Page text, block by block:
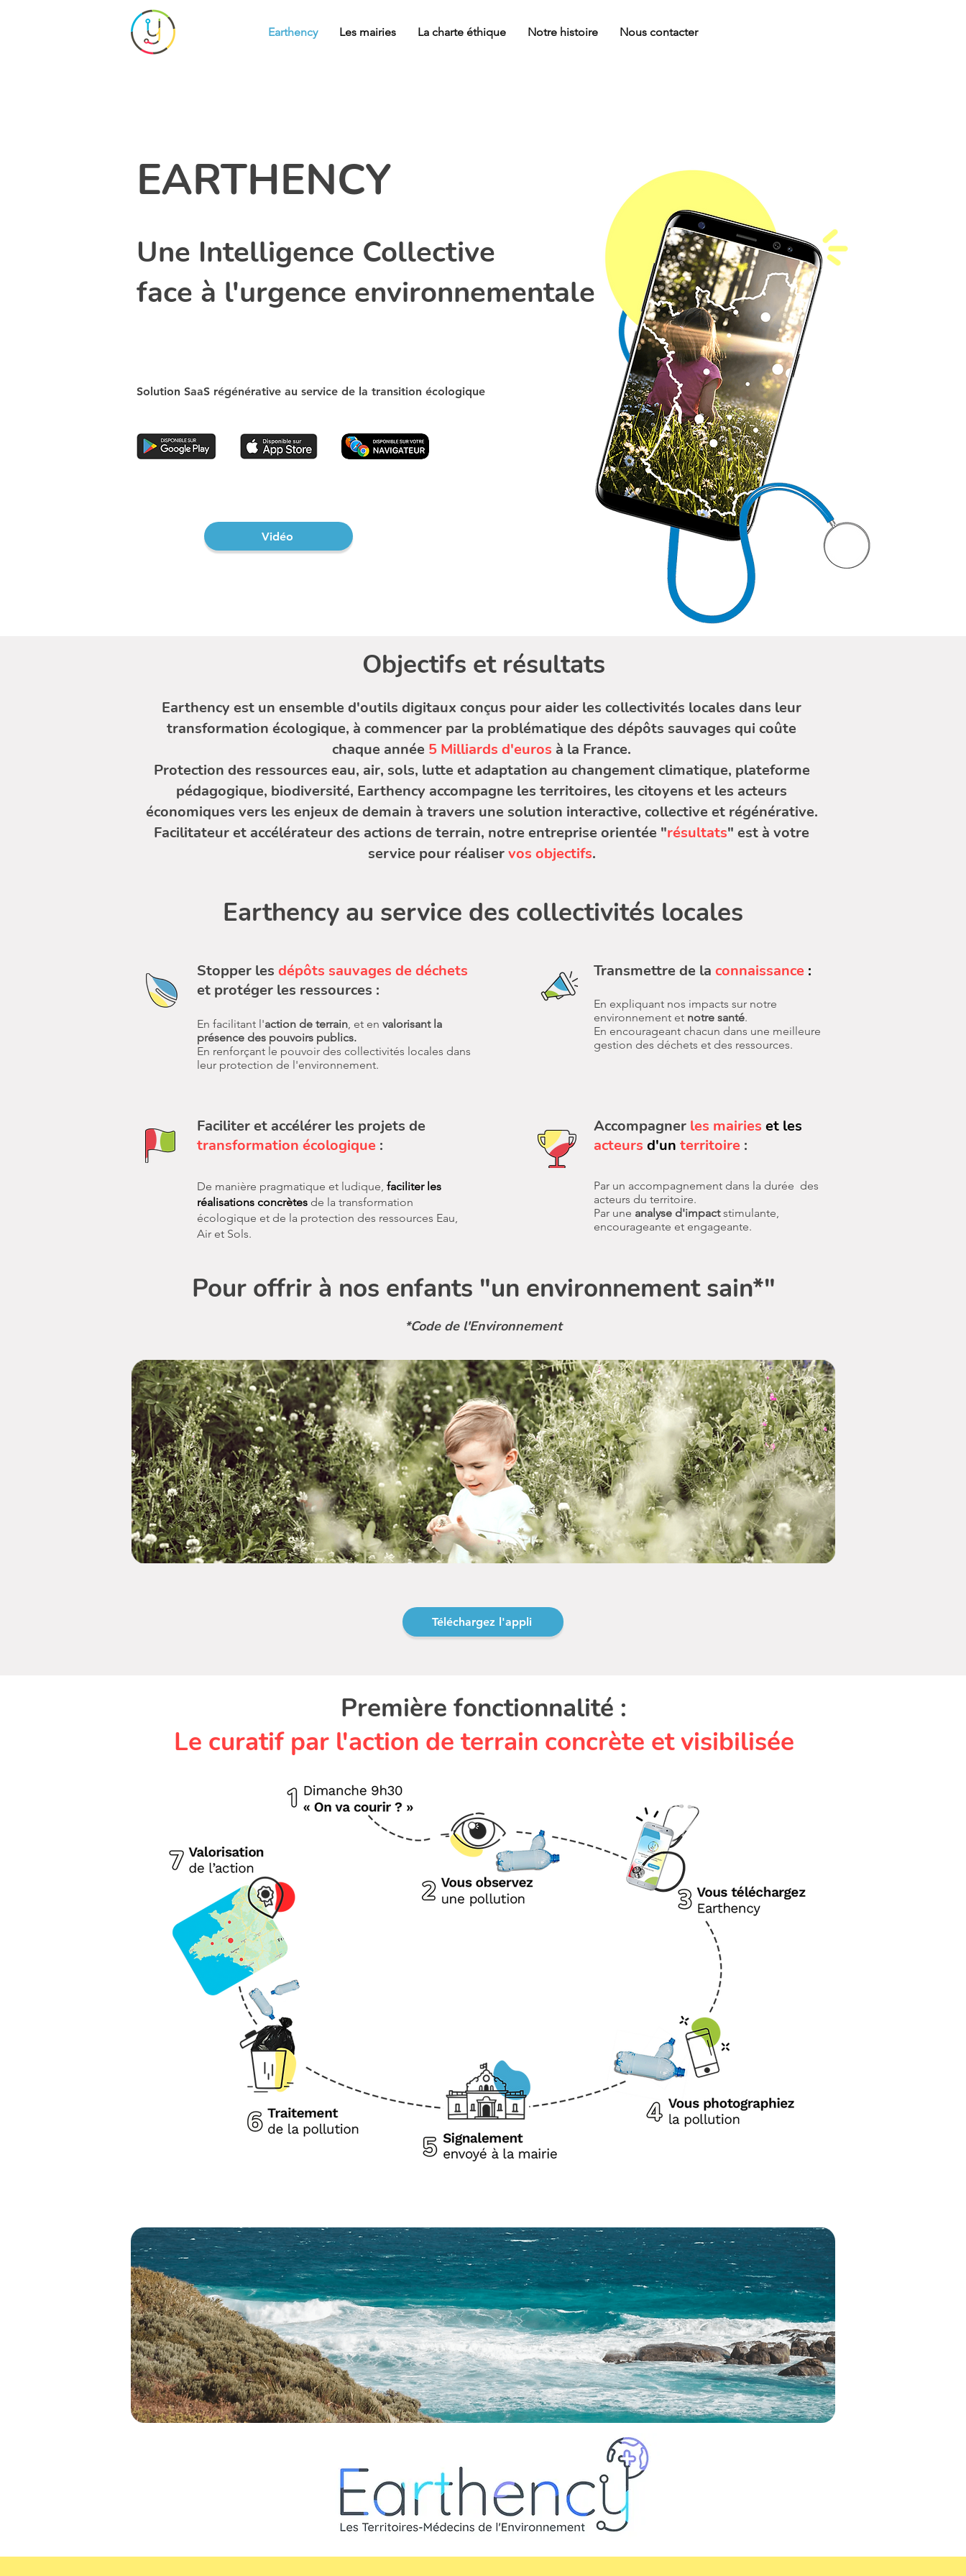
Earthency Les mairies La charte éthique Notre histoire Nous contacter
EARTHENCY
Solution SaaS régénérative au service de la transition écologique
Une Intelligence Collective
face à l'urgence environnementale
Vidéo
Objectifs et résultats
Earthency est un ensemble d'outils digitaux conçus pour aider les collectivités locales dans leur
transformation écologique, à commencer par la problématique des dépôts sauvages qui coûte
chaque année 5 Milliards d'euros à la France.
Protection des ressources eau, air, sols, lutte et adaptation au changement climatique, plateforme
pédagogique, biodiversité, Earthency accompagne les territoires, les citoyens et les acteurs
économiques vers les enjeux de demain à travers une solution interactive, collective et régénérative.
Facilitateur et accélérateur des actions de terrain, notre entreprise orientée "résultats" est à votre
service pour réaliservos objectifs.
Earthency au service des collectivités locales
Stopper les dépôts sauvages de déchets
et protéger les ressources :
En facilitant l'action de terrain, et en valorisant la
présence des pouvoirs publics.
En renforçant le pouvoir des collectivités locales dans
leur protection de l'environnement.
Transmettre de la connaissance :
En expliquant nos impacts sur notre
environnement et notre santé.
En encourageant chacun dans une meilleure
gestion des déchets et des ressources.
Faciliter et accélérer les projets de
transformation écologique :
De manière pragmatique et ludique, faciliter les
réalisations concrètes de la transformation
écologique et de la protection des ressources Eau,
Air et Sols.
Accompagner les mairies et les
acteurs d'un territoire :
Par un accompagnement dans la durée des
acteurs du territoire.
Par une analyse d'impactstimulante,
encourageante et engageante.
Pour offrir à nos enfants "un environnement sain*"
*Code de l'Environnement
Téléchargez l'appli
Première fonctionnalité :
Le curatif par l'action de terrain concrète et visibilisée